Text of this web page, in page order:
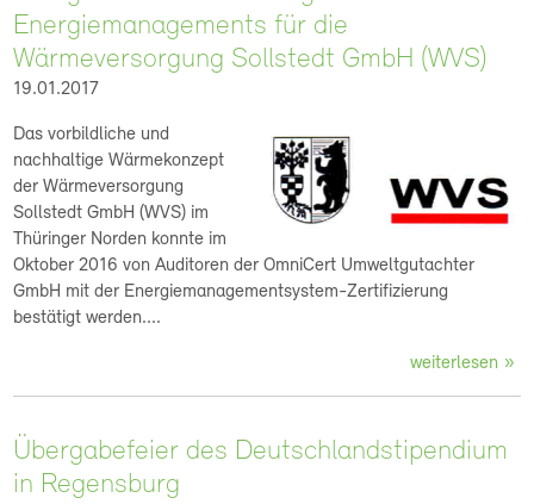
Energiemanagements für die
Wärmeversorgung Sollstedt GmbH (WVS)
19.01.2017
Das vorbildliche und
nachhaltige Wärmekonzept
der Wärmeversorgung
Sollstedt GmbH (WVS) im
Thüringer Norden konnte im
Oktober 2016 von Auditoren der OmniCert Umweltgutachter
GmbH mit der Energiemanagementsystem-Zertifizierung
bestätigt werden....
weiterlesen
Übergabefeier des Deutschlandstipendium
in Regensburg